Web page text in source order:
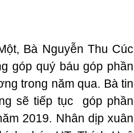
Bà Nguyễn Thu Cúc
góp quý báu góp phần
trong năm qua. Bà tin
sẽ tiếp tục góp phần
2019. Nhân dịp xuân